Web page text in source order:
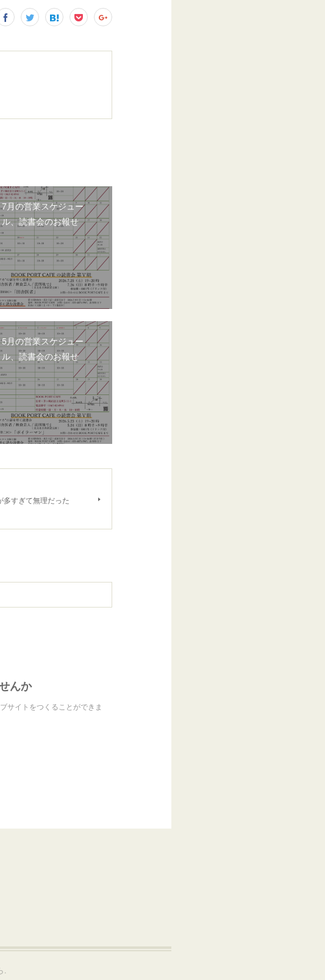
7月の営業スケジュー
ル、読書会のお報せ
5月の営業スケジュー
ル、読書会のお報せ
多すぎて無理だった
んか
サイトをつくることができま
.